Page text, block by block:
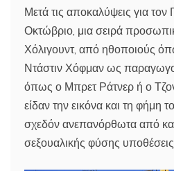
Μετά τις αποκαλύψεις για τον
Οκτώβριο, μια σειρά
Χόλιγουντ, από ηθοποιούς
Ντάστιν Χόφμαν ως
όπως ο Μπρετ Ράτνερ ή ο
είδαν την εικόνα και τη φήμη
σχεδόν ανεπανόρθωτα από
σεξουαλικής φύσης